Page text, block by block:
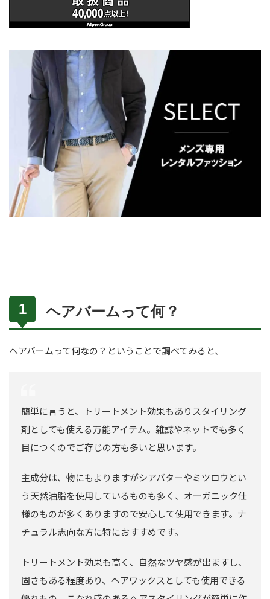
ヘアバームって何？
ヘアバームって何なの？ということで調べてみると、
簡単に言うと、トリートメント効果もありスタイリング
剤としても使える万能アイテム。雑誌やネットでも多く
目につくのでご存じの方も多いと思います。
主成分は、物にもよりますがシアバターやミツロウとい
う天然油脂を使用しているものも多く、オーガニック仕
様のものが多くありますので安心して使用できます。ナ
チュラル志向な方に特におすすめです。
トリートメント効果も高く、自然なツヤ感が出ますし、
固さもある程度あり、ヘアワックスとしても使用できる